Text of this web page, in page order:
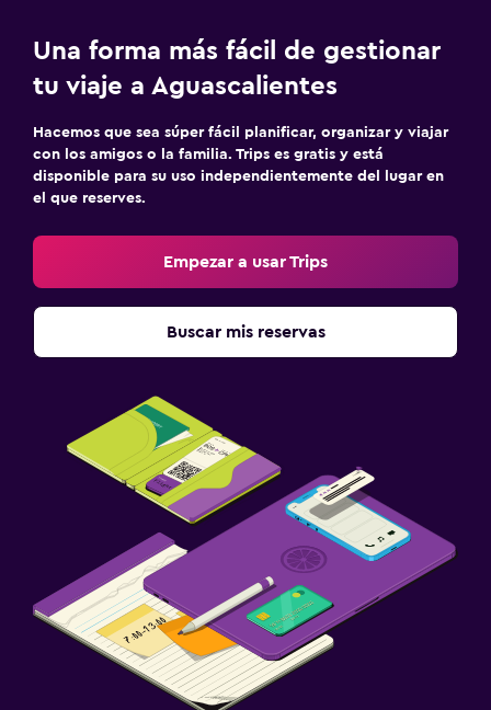
Una forma más fácil de gestionar
tu viaje a Aguascalientes
Hacemos que sea súper fácil planificar, organizar y viajar
con los amigos o la familia. Trips es gratis y está
disponible para su uso independientemente del lugar en
el que reserves.
Empezar a usar Trips
Buscar mis reservas